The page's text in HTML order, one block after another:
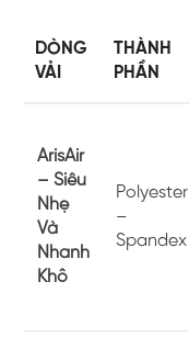
DÒNG
VẢI
THÀNH
PHẦN
ArisAir
– Siêu
Nhẹ
Và
Nhanh
Khô
Polyester
–
Spandex